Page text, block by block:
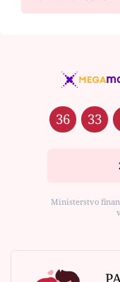
36 33
Ministerstvo